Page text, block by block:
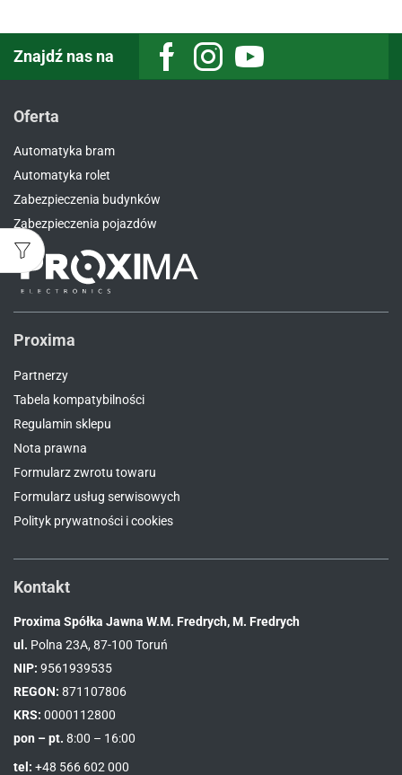
Znajdź nas na FacebookInstagramYoutube
Oferta
Automatyka bram
Automatyka rolet
Zabezpieczenia budynków
Zabezpieczenia pojazdów
Proxima
Partnerzy
Tabela kompatybilności
Regulamin sklepu
Nota prawna
Formularz zwrotu towaru
Formularz usług serwisowych
Polityk prywatności i cookies
Kontakt
Proxima Spółka Jawna W.M. Fredrych, M. Fredrych
ul. Polna 23A, 87-100 Toruń
NIP: 9561939535
REGON: 871107806
KRS: 0000112800
pon – pt. 8:00 – 16:00
tel: +48 566 602 000